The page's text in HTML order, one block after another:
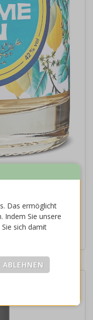
Das ermöglicht
Indem Sie unsere
sich damit